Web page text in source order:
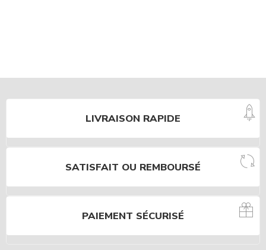
LIVRAISON RAPIDE
SATISFAIT OU REMBOURSÉ
PAIEMENT SÉCURISÉ